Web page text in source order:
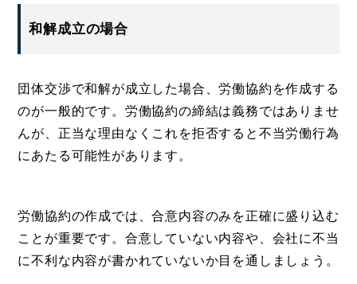
和解成立の場合
団体交渉で和解が成立した場合、労働協約を作成する
のが一般的です。労働協約の締結は義務ではありませ
んが、正当な理由なくこれを拒否すると不当労働行為
にあたる可能性があります。
労働協約の作成では、合意内容のみを正確に盛り込む
ことが重要です。合意していない内容や、会社に不当
に不利な内容が書かれていないか目を通しましょう。